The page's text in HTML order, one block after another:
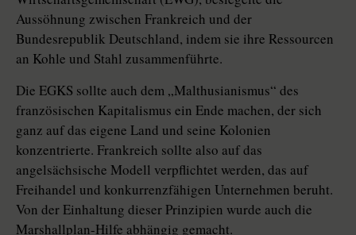
Aussöhnung zwischen Frankreich und der
Bundesrepublik Deutschland, indem sie ihre Ressourcen
an Kohle und Stahl zusammenführte.
Die EGKS sollte auch dem „Malthusianismus“ des
französischen Kapitalismus ein Ende machen, der sich
ganz auf das eigene Land und seine Kolonien
konzentrierte. Frankreich sollte also auf das
angelsächsische Modell verpflichtet werden, das auf
Freihandel und konkurrenzfähigen Unternehmen beruht.
Von der Einhaltung dieser Prinzipien wurde auch die
Marshallplan-Hilfe abhängig gemacht.